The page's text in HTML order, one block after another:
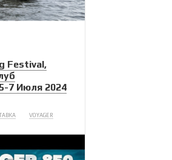
Festival,
7 Июля 2024
VOYAGER